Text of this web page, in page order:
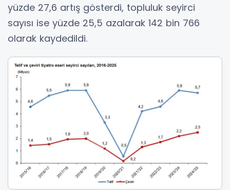
yüzde 27,6 artış gösterdi, topluluk seyirci
sayısı ise yüzde 25,5 azalarak 142 bin 766
olarak kaydedildi.